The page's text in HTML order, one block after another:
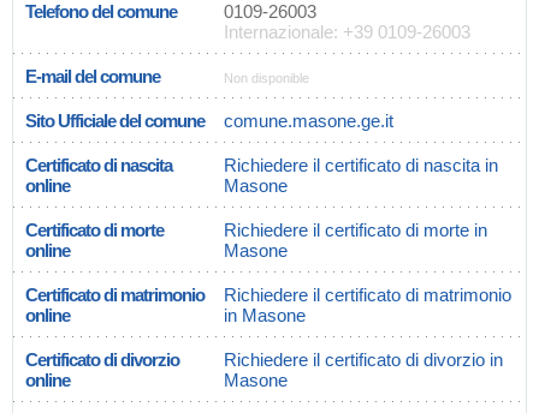
Telefono del comune
0109-26003
Internazionale: +39 0109-26003
E-mail del comune Non disponible
Sito Ufficiale del comune comune.masone.ge.it
Certificato di nascita
online
Richiedere il certificato di nascita in
Masone
Certificato di morte
online
Richiedere il certificato di morte in
Masone
Certificato di matrimonio
online
Richiedere il certificato di matrimonio
in Masone
Certificato di divorzio
online
Richiedere il certificato di divorzio in
Masone